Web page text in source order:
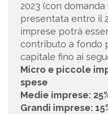
2023 (con
presentata entro il
imprese potrà
contributo a fondo
capitale fino ai
Micro e piccole
spese
Medie imprese:
Grandi imprese: